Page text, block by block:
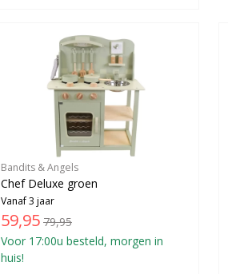
Bandits & Angels
Chef Deluxe groen
Vanaf 3 jaar
59,95 79,95
Voor 17:00u besteld, morgen in
huis!